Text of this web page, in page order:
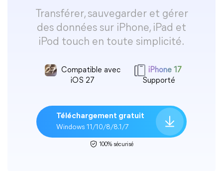
Transférer, sauvegarder et gérer
des données sur iPhone, iPad et
iPod touch en toute simplicité.
Compatible avec
iOS 27
iPhone 17
Supporté
Téléchargement gratuit
Windows 11/10/8/8.1/7
100% sécurisé